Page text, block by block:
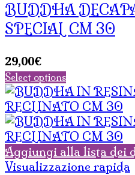
BUDDHA
SPECIAL CM 30
29,00€
Select options
Aggiungi alla lista dei
Visualizzazione rapida